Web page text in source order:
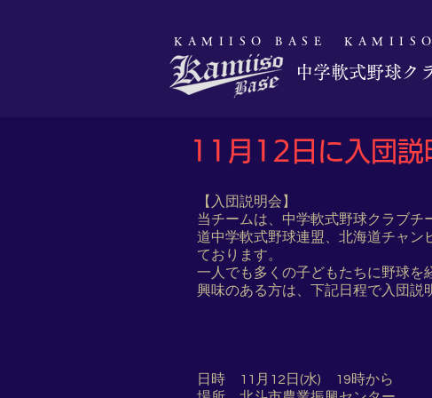
​KAMIISO BASE
中学軟式野球ク
​11月12日に入団説
【入団説明会】
当チームは、中学軟式野球クラブ
道中学軟式野球連盟、北海道チャン
ております。
一人でも多くの子どもたちに野球を
興味のある方は、下記日程で入団説
日時 11月12日(水) 19時から